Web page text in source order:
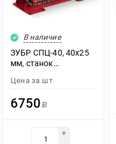
В наличие
ЗУБР СПЦ-40, 40х25
мм, станок
цепной (23620-40)
Цена за шт
6750 Р